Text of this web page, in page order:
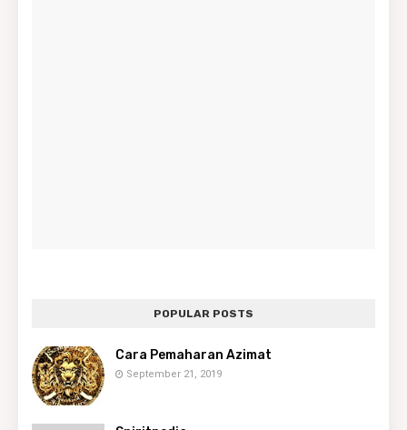
POPULAR POSTS
Cara Pemaharan Azimat
September 21, 2019